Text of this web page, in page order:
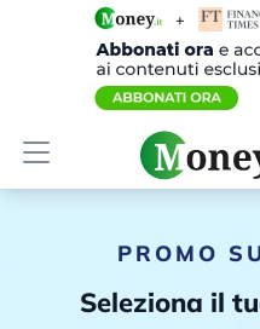
PROMO
Seleziona il